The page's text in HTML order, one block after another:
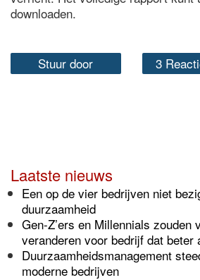
downloaden.
Stuur door 3
Laatste nieuws
Een op de vier bedrijven niet
duurzaamheid
Gen-Z’ers en Millennials zouden
veranderen voor bedrijf dat beter
Duurzaamheidsmanagement
moderne bedrijven